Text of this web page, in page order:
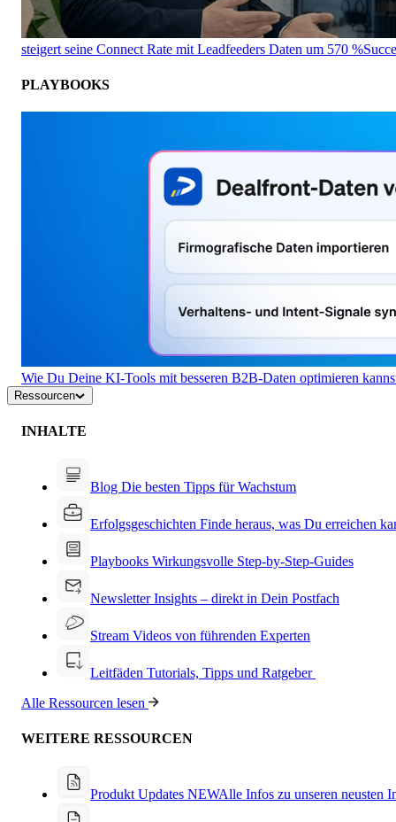
steigert seine Connect Rate mit Leadfeeders Daten um 570 %
PLAYBOOKS
Wie Du Deine KI-Tools mit besseren B2B-Daten optimieren
Ressourcen
INHALTE
Blog Die besten Tipps für Wachstum
Erfolgsgeschichten Finde heraus, was Du erreichen
Playbooks Wirkungsvolle Step-by-Step-Guides
NewsletterInsights – direkt in Dein Postfach
Stream Videos von führenden Experten
Leitfäden Tutorials, Tipps und Ratgeber
Alle Ressourcen lesen
WEITERE RESSOURCEN
Produkt Updates NEWAlle Infos zu unseren neusten